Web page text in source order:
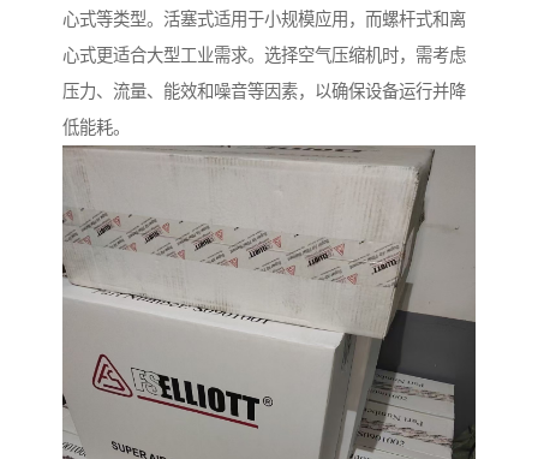
心式等类型。活塞式适用于小规模应用，而螺杆式和离
心式更适合大型工业需求。选择空气压缩机时，需考虑
压力、流量、能效和噪音等因素，以确保设备运行并降
低能耗。